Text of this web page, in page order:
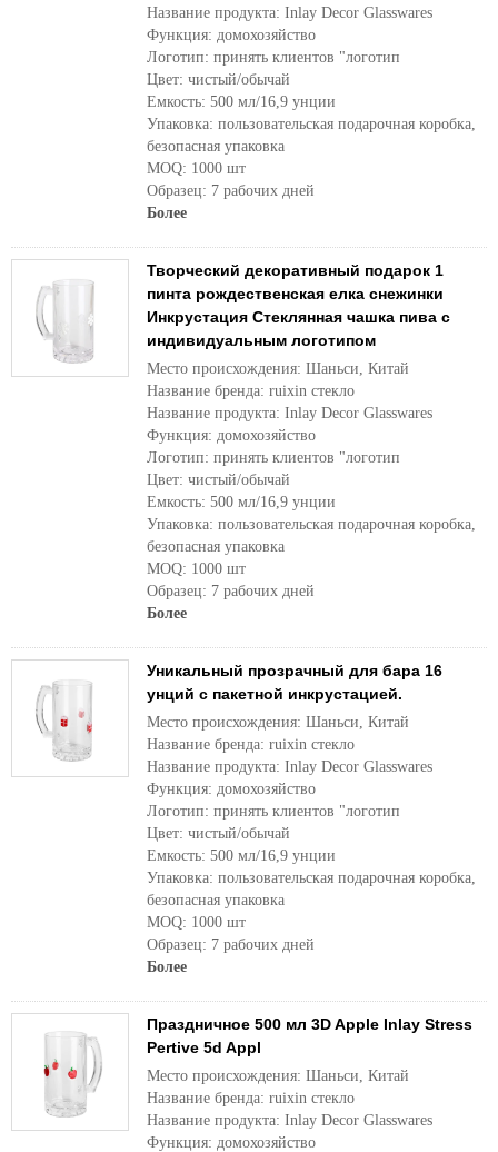
Название продукта: Inlay Decor Glasswares
Функция: домохозяйство
Логотип: принять клиентов "логотип
Цвет: чистый/обычай
Емкость: 500 мл/16,9 унции
Упаковка: пользовательская подарочная коробка,
безопасная упаковка
MOQ: 1000 шт
Образец: 7 рабочих дней
Более
Творческий декоративный подарок 1
пинта рождественская елка снежинки
Инкрустация Стеклянная чашка пива с
индивидуальным логотипом
Место происхождения: Шаньси, Китай
Название бренда: ruixin стекло
Название продукта: Inlay Decor Glasswares
Функция: домохозяйство
Логотип: принять клиентов "логотип
Цвет: чистый/обычай
Емкость: 500 мл/16,9 унции
Упаковка: пользовательская подарочная коробка,
безопасная упаковка
MOQ: 1000 шт
Образец: 7 рабочих дней
Более
Уникальный прозрачный для бара 16
унций с пакетной инкрустацией.
Место происхождения: Шаньси, Китай
Название бренда: ruixin стекло
Название продукта: Inlay Decor Glasswares
Функция: домохозяйство
Логотип: принять клиентов "логотип
Цвет: чистый/обычай
Емкость: 500 мл/16,9 унции
Упаковка: пользовательская подарочная коробка,
безопасная упаковка
MOQ: 1000 шт
Образец: 7 рабочих дней
Более
Праздничное 500 мл 3D Apple Inlay Stress
Pertive 5d Appl
Место происхождения: Шаньси, Китай
Название бренда: ruixin стекло
Название продукта: Inlay Decor Glasswares
Функция: домохозяйство